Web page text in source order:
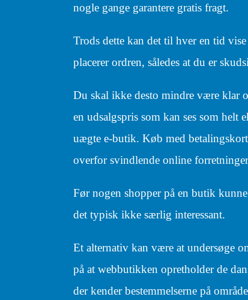
nogle gange garantere gratis fragt.
Trods dette kan det til hver en tid
placerer ordren, således at du er
Du skal ikke desto mindre være klar
en udsalgspris som kan ses som
uægte e-butik. Køb med
overfor svindlende online
Før nogen shopper på en butik
det typisk ikke særlig interessant.
Et alternativ kan være at undersøge
på at webbutikken opretholder de
der kender bestemmelserne på